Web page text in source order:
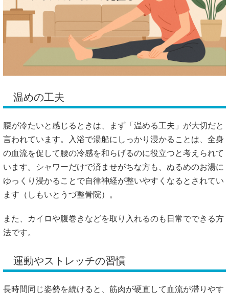
温めの工夫
腰が冷たいと感じるときは、まず「温める工夫」が大切だと
言われています。入浴で湯船にしっかり浸かることは、全身
の血流を促して腰の冷感を和らげるのに役立つと考えられて
います。シャワーだけで済ませがちな方も、ぬるめのお湯に
ゆっくり浸かることで自律神経が整いやすくなるとされてい
ます（ しもいとうづ整骨院）。
また、カイロや腹巻きなどを取り入れるのも日常でできる方
法です。
運動やストレッチの習慣
長時間同じ姿勢を続けると、筋肉が硬直して血流が滞りやす